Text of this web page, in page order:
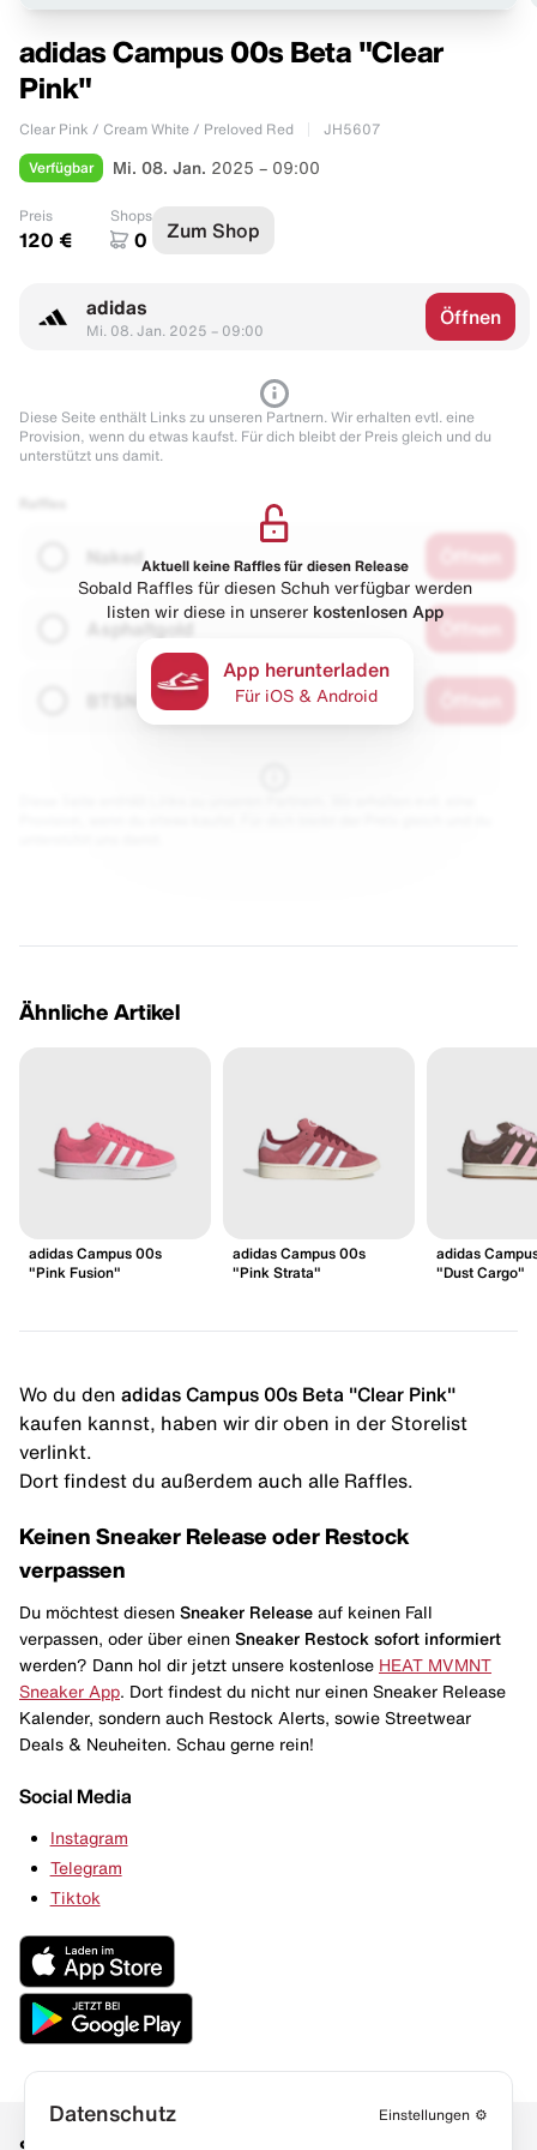
adidas Campus 00s Beta "Clear
Pink"
Clear Pink / Cream White / Preloved Red JH5607
Verfügbar Mi. 08. Jan. 2025 – 09:00
Preis
120 €
Shops
0 Zum Shop
adidas
Mi. 08. Jan. 2025 – 09:00
Öffnen
Diese Seite enthält Links zu unseren Partnern. Wir erhalten evtl. eine
Provision, wenn du etwas kaufst. Für dich bleibt der Preis gleich und du
unterstützt uns damit.
Naked
Asphaltgold
Aktuell keine Raffles für diesen Release
Sobald Raffles für diesen Schuh verfügbar werden
listen wir diese in unserer kostenlosen App
App herunterladen
Für iOS & Android
Ähnliche Artikel
adidas Campus 00s
"Pink Fusion"
adidas Campus 00s
"Pink Strata"
adidas
"Dust Cargo"
Wo du den adidas Campus 00s Beta "Clear Pink"
kaufen kannst, haben wir dir oben in der Storelist
verlinkt.
Dort findest du außerdem auch alle Raffles.
Keinen Sneaker Release oder Restock
verpassen
Du möchtest diesen Sneaker Release auf keinen Fall
verpassen, oder über einen Sneaker Restock sofort informiert
werden? Dann hol dir jetzt unsere kostenlose HEAT MVMNT
Sneaker App . Dort findest du nicht nur einen Sneaker Release
Kalender, sondern auch Restock Alerts, sowie Streetwear
Deals & Neuheiten. Schau gerne rein!
Social Media
Instagram
Telegram
Tiktok
Datenschutz Einstellungen ⚙️